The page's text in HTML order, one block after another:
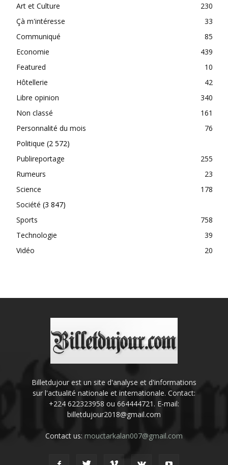
Art et Culture
230
Çà m'intéresse
33
Communiqué
85
Economie
439
Featured
10
Hôtellerie
42
Libre opinion
340
Non classé
161
Personnalité du mois
76
Politique (2 572)
Publireportage
255
Rumeurs
23
Science
178
Société (3 847)
Sports
758
Technologie
39
Vidéo
20
Billetdujour est un site d'analyse et d'informations
sur l'actualité nationale et internationale. Contact:
+224 622323958 ou 664444721. E-mail:
billetdujour2018@gmail.com
Contact us: mouctarkalan007@gmail.com